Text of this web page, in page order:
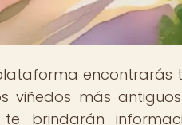
viñedos más
te brindarán